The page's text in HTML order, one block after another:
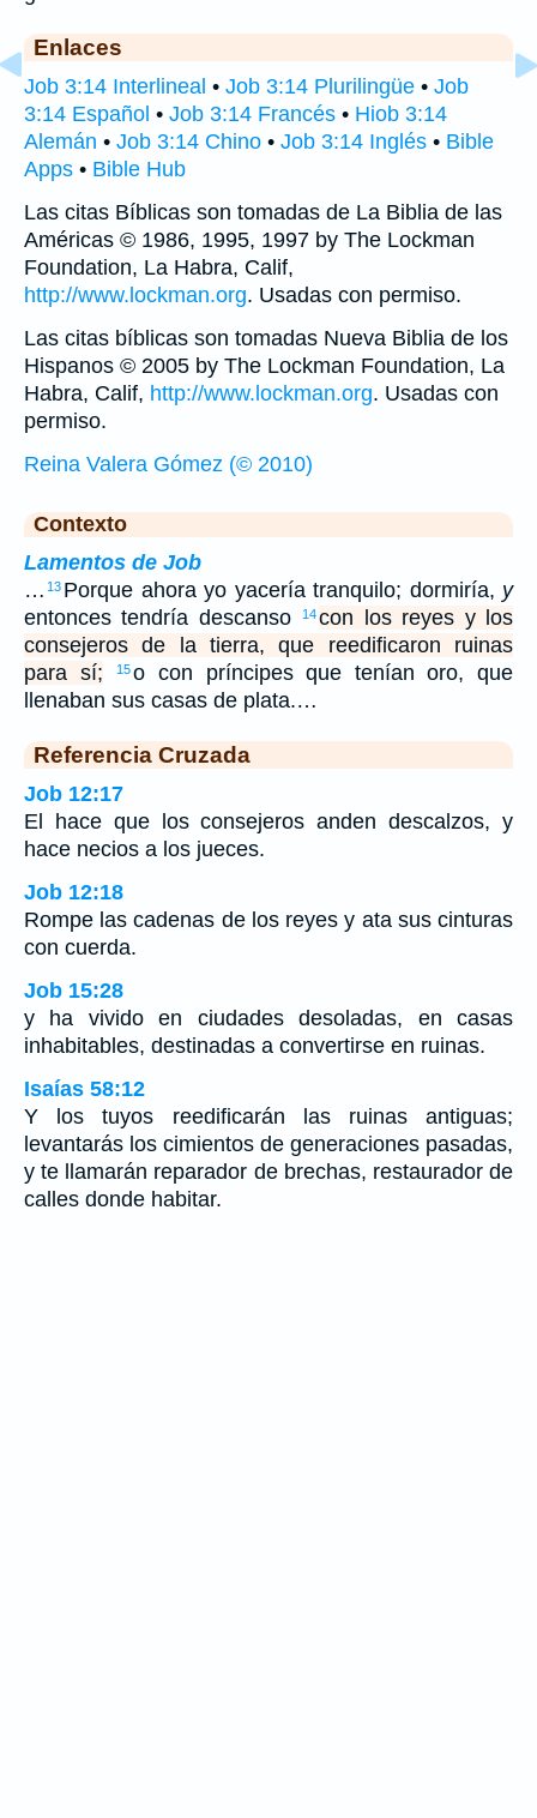
Enlaces
Job 3:14 Interlineal • Job 3:14 Plurilingüe • Job
3:14 Español • Job 3:14 Francés • Hiob 3:14
Alemán • Job 3:14 Chino • Job 3:14 Inglés • Bible
Apps • Bible Hub
Las citas Bíblicas son tomadas de La Biblia de las
Américas © 1986, 1995, 1997 by The Lockman
Foundation, La Habra, Calif,
http://www.lockman.org. Usadas con permiso.
Las citas bíblicas son tomadas Nueva Biblia de los
Hispanos © 2005 by The Lockman Foundation, La
Habra, Calif, http://www.lockman.org. Usadas con
permiso.
Reina Valera Gómez (© 2010)
Contexto
Lamentos de Job
… 13 Porque ahora yo yacería tranquilo; dormiría, y
entonces tendría descanso
14con los reyes y los
consejeros de la tierra, que reedificaron ruinas
para sí;
15o con príncipes que tenían oro, que
llenaban sus casas de plata.…
Referencia Cruzada
Job 12:17
El hace que los consejeros anden descalzos, y
hace necios a los jueces.
Job 12:18
Rompe las cadenas de los reyes y ata sus cinturas
con cuerda.
Job 15:28
y ha vivido en ciudades desoladas, en casas
inhabitables, destinadas a convertirse en ruinas.
Isaías 58:12
Y los tuyos reedificarán las ruinas antiguas;
levantarás los cimientos de generaciones pasadas,
y te llamarán reparador de brechas, restaurador de
calles donde habitar.